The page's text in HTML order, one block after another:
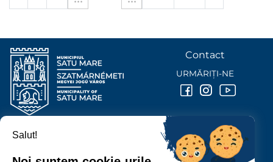
PRIMĂRIA MUNICIPIULUI
Contact
URMĂRIȚI-NE
Salut!